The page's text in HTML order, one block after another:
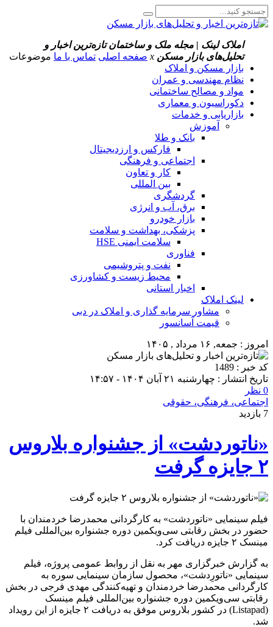
املاک لینک | مجله ملک و ساختمان تازه‌ترین اخبار و
تحلیل‌های بازار مسکن x صفحه اصلی تماس با ما موضوعات
بازار مسکن و املاک
نظام مهندسی و عمران
مواد و مصالح ساختمانی
دکوراسیون و معماری
بازاریابی و خدمات
آموزش
بانک و طلا
فارکس و ارزدیجیتال
اجتماعی و فرهنگی
کار و تعاون
بین المللی
گردشگری
برق، آب و انرژی
بازار خودرو
پزشکی، بهداشت و سلامت
سلامت ایمنی HSE
فناوری
نفت و پتروشیمی
محیط زیست و کشاورزی
اخبار استانی
لینک املاک
مشاور سرمایه گذاری و املاک در دبی
قیمت آسانسور
امروز : جمعه, ۱۶ مرداد , ۱۴۰۵
کد خبر : 1489
تاریخ انتشار : چهارشنبه ۲۱ آبان ۱۴۰۴ - ۱۴:۵۷
0 نظر
اجتماعی، فرهنگی، حقوقی
7 بازدید
«ناتوردشت» از جشنواره بلاروس
۲ جایزه گرفت
فیلم سینمایی «ناتوردشت» به کارگردانی محمدرضا خردمندان با
حضور در بخش رقابتی سی‌ویکمین دوره جشنواره بین‌المللی فیلم
مینسک ۲ جایزه دریافت کرد.
به گزارش خبرگزاری مهر به نقل از روابط عمومی پروژه، فیلم
سینمایی «ناتورِدشت»، محصول سازمان سینمایی سوره به
کارگردانی محمدرضا خردمندان و تهیه‌کنندگی مهدی فرجی در بخش
رقابتی سی‌ویکمین دوره جشنواره بین‌المللی فیلم مینسک
(Listapad) در کشور بلاروس موفق به دریافت ۲ جایزه از این رویداد
شد.